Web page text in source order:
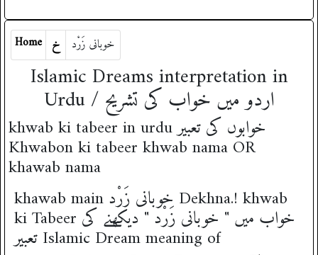
Home خ خوبانی زَرْد
Islamic Dreams interpretation in
Urdu / اردو میں خواب کی تشریح
khwab ki tabeer in urdu خوابوں کی تعبیر
Khwabon ki tabeer khwab nama OR
khawab nama
khawab main خوبانی زَرْد Dekhna.! khwab
ki Tabeer خواب میں " خوبانی زَرْد " دیکھنے کی
تعبیر Islamic Dream meaning of